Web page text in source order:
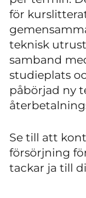
för
teknisk
samband
studieplats
påbörjad ny
Se till att
försörjning
tackar ja till